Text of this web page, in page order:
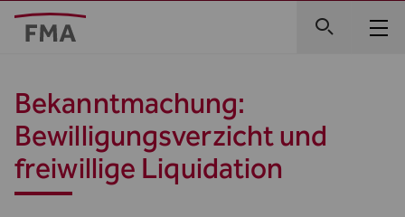
Bekanntmachung:
Bewilligungsverzicht und
freiwillige Liquidation